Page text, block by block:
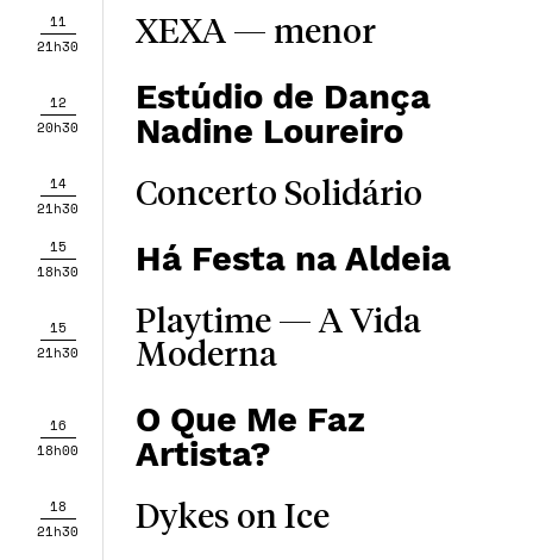
11
21h30
XEXA — menor
12
20h30
Estúdio de Dança
Nadine Loureiro
14
21h30
Concerto Solidário
15
18h30
Há Festa na Aldeia
15
21h30
Playtime — A Vida
Moderna
16
18h00
O Que Me Faz
Artista?
18
21h30
Dykes on Ice